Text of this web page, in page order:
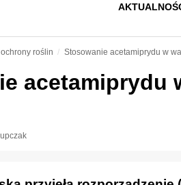
roślin Stosowanie acetamiprydu w